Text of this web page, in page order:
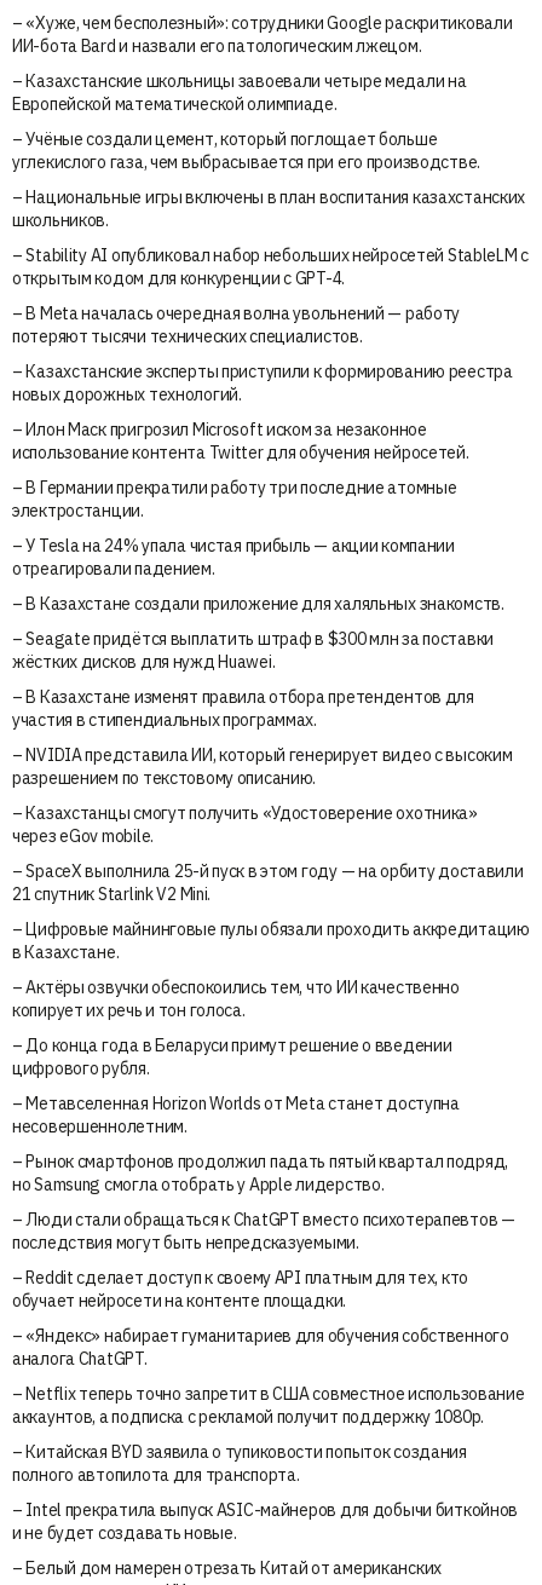
– «Хуже, чем бесполезный»: сотрудники Google раскритиковали
ИИ-бота Bard и назвали его патологическим лжецом.
– Казахстанские школьницы завоевали четыре медали на
Европейской математической олимпиаде.
– Учёные создали цемент, который поглощает больше
углекислого газа, чем выбрасывается при его производстве.
– Национальные игры включены в план воспитания казахстанских
школьников.
– Stability AI опубликовал набор небольших нейросетей StableLM с
открытым кодом для конкуренции с GPT-4.
– В Meta началась очередная волна увольнений — работу
потеряют тысячи технических специалистов.
– Казахстанские эксперты приступили к формированию реестра
новых дорожных технологий.
– Илон Маск пригрозил Microsoft иском за незаконное
использование контента Twitter для обучения нейросетей.
– В Германии прекратили работу три последние атомные
электростанции.
– У Tesla на 24% упала чистая прибыль — акции компании
отреагировали падением.
– В Казахстане создали приложение для халяльных знакомств.
– Seagate придётся выплатить штраф в $300 млн за поставки
жёстких дисков для нужд Huawei.
– В Казахстане изменят правила отбора претендентов для
участия в стипендиальных программах.
– NVIDIA представила ИИ, который генерирует видео с высоким
разрешением по текстовому описанию.
– Казахстанцы смогут получить «Удостоверение охотника»
через eGov mobile.
– SpaceX выполнила 25-й пуск в этом году — на орбиту доставили
21 спутник Starlink V2 Mini.
– Цифровые майнинговые пулы обязали проходить аккредитацию
в Казахстане.
– Актёры озвучки обеспокоились тем, что ИИ качественно
копирует их речь и тон голоса.
– До конца года в Беларуси примут решение о введении
цифрового рубля.
– Метавселенная Horizon Worlds от Meta станет доступна
несовершеннолетним.
– Рынок смартфонов продолжил падать пятый квартал подряд,
но Samsung смогла отобрать у Apple лидерство.
– Люди стали обращаться к ChatGPT вместо психотерапевтов —
последствия могут быть непредсказуемыми.
– Reddit сделает доступ к своему API платным для тех, кто
обучает нейросети на контенте площадки.
– «Яндекс» набирает гуманитариев для обучения собственного
аналога ChatGPT.
– Netflix теперь точно запретит в США совместное использование
аккаунтов, а подписка с рекламой получит поддержку 1080p.
– Китайская BYD заявила о тупиковости попыток создания
полного автопилота для транспорта.
– Intel прекратила выпуск ASIC-майнеров для добычи биткойнов
и не будет создавать новые.
– Белый дом намерен отрезать Китай от американских